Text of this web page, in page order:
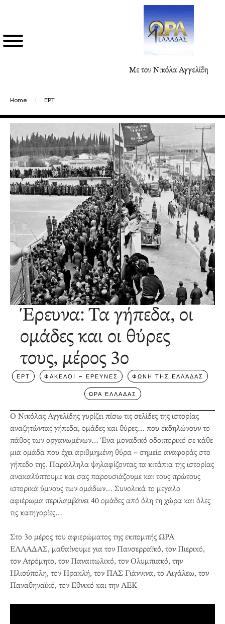
Με τον Νικόλα Αγγελίδη
Home / ΕΡΤ
Έρευνα: Τα γήπεδα, οι
ομάδες και οι θύρες
τους, μέρος 3ο
ΕΡΤ ΦΑΚΕΛΟΙ – ΕΡΕΥΝΕΣ ΦΩΝΗ ΤΗΣ ΕΛΛΑΔΑΣ
ΩΡΑ ΕΛΛΑΔΑΣ
Ο Νικόλας Αγγελίδης γυρίζει πίσω τις σελίδες της ιστορίας
αναζητώντας γήπεδα, ομάδες και θύρες… που εκδηλώνουν το
πάθος των οργανωμένων… Ένα μοναδικό οδοιπορικό σε κάθε
μια ομάδα που έχει αριθμημένη θύρα – σημείο αναφοράς στο
γήπεδο της. Παράλληλα ψηλαφίζοντας τα κιτάπια της ιστορίας
ανακαλύπτουμε και σας παρουσιάζουμε και τους πρώτους
ιστορικά ύμνους των ομάδων… Συνολικά το μεγάλο
αφιέρωμα περιλαμβάνει 40 ομάδες από όλη τη χώρα και όλες
τις κατηγορίες…
Στο 3ο μέρος του αφιερώματος της εκπομπής ΩΡΑ
ΕΛΛΑΔΑΣ, μαθαίνουμε για τον Πανσερραϊκό, τον Πιερικό,
τον Ατρόμητο, τον Παναιτωλικό, τον Ολυμπιακό, την
Ηλιούπολη, τον Ηρακλή, τον ΠΑΣ Γιάννινα, το Αιγάλεω, τον
Παναθηναϊκό, τον Εθνικό και την ΑΕΚ